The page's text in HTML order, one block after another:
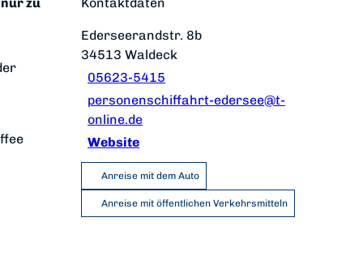
Ederseerandstr. 8b
34513 Waldeck
05623-5415
personenschiffahrt-edersee@t-
online.de
Website
Anreise mit dem Auto
Anreise mit öffentlichen Verkehrsmitteln